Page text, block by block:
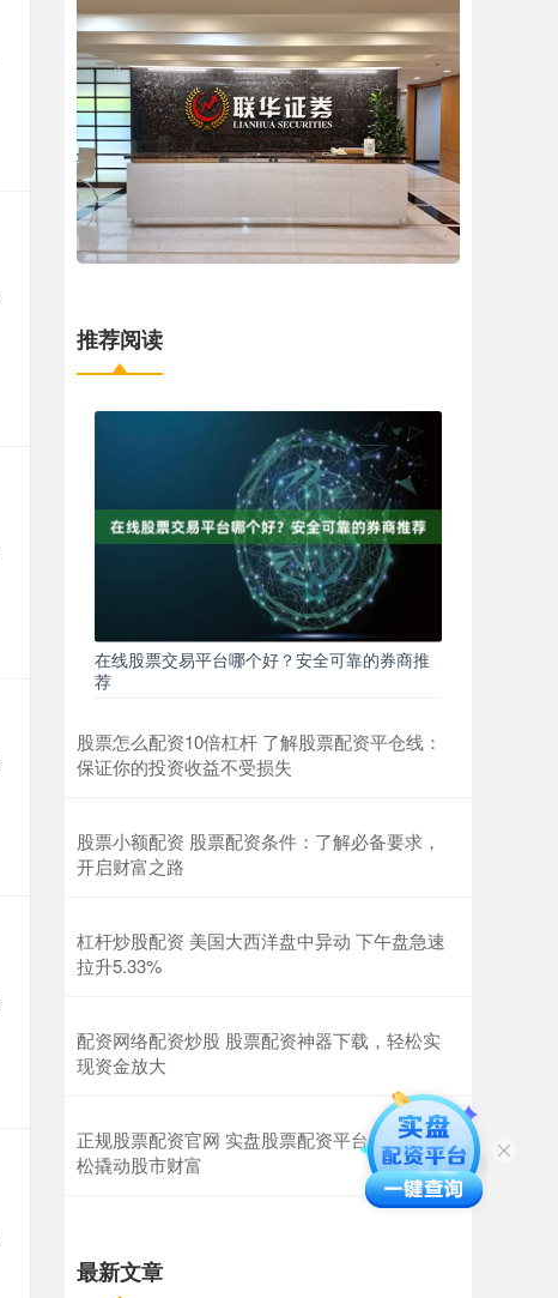
推荐阅读
在线股票交易平台哪个好？安全可靠的券商推
荐
股票怎么配资10倍杠杆 了解股票配资平仓线：
保证你的投资收益不受损失
股票小额配资 股票配资条件：了解必备要求，
开启财富之路
杠杆炒股配资 美国大西洋盘中异动 下午盘急速
拉升5.33%
配资网络配资炒股 股票配资神器下载，轻松实
现资金放大
正规股票配资官网 实盘股票配资平台：助你轻
松撬动股市财富
最新文章